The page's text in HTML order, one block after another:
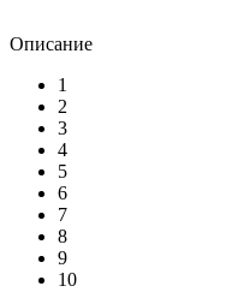
Описание
1
2
3
4
5
6
7
8
9
10